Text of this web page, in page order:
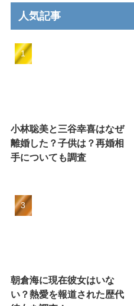
人気記事
小林聡美と三谷幸喜はなぜ
離婚した？子供は？再婚相
手についても調査
朝倉海に現在彼女はいな
い？熱愛を報道された歴代